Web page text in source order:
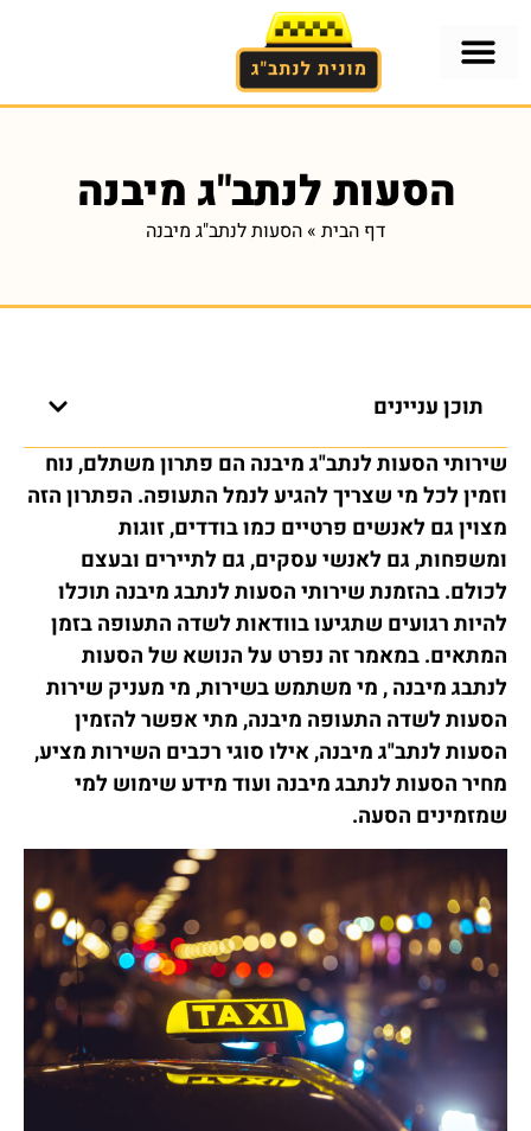
הסעות לנתב"ג מיבנה
דף הבית »הסעות לנתב"ג מיבנה
תוכן עניינים
שירותי הסעות לנתב"ג מיבנה הם פתרון משתלם, נוח
וזמין לכל מי שצריך להגיע לנמל התעופה. הפתרון הזה
מצוין גם לאנשים פרטיים כמו בודדים, זוגות
ומשפחות, גם לאנשי עסקים, גם לתיירים ובעצם
לכולם. בהזמנת שירותי הסעות לנתבג מיבנה תוכלו
להיות רגועים שתגיעו בוודאות לשדה התעופה בזמן
המתאים. במאמר זה נפרט על הנושא של הסעות
לנתבג מיבנה , מי משתמש בשירות, מי מעניק שירות
הסעות לשדה התעופה מיבנה, מתי אפשר להזמין
הסעות לנתב"ג מיבנה, אילו סוגי רכבים השירות מציע,
מחיר הסעות לנתבג מיבנה ועוד מידע שימוש למי
שמזמינים הסעה.